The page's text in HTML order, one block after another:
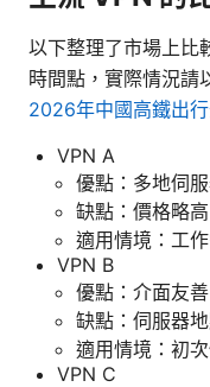
以下整理了市場上比
時間點，實際情況請
2026年中國高鐵出
VPN A
優點：多地伺
缺點：價格略
適用情境：工
VPN B
優點：介面友
缺點：伺服器
適用情境：初
VPN C